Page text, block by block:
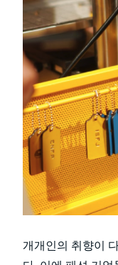
개개인의 취향이